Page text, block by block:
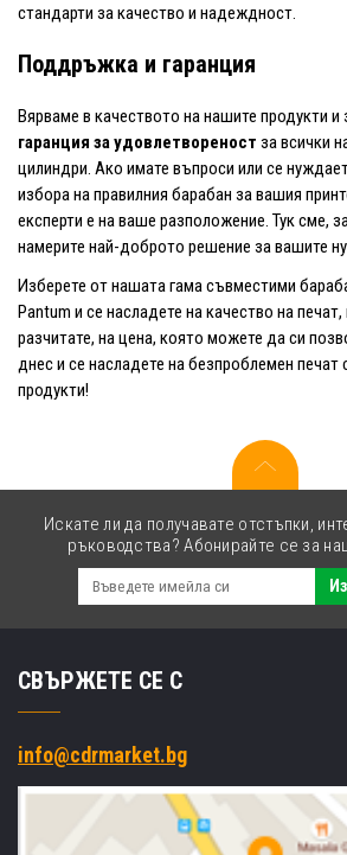
стандарти за качество и надеждност.
Поддръжка и гаранция
Вярваме в качеството на нашите продукти и
гаранция за удовлетвореност за всички
цилиндри. Ако имате въпроси или се
избора на правилния барабан за вашия
експерти е на ваше разположение. Тук сме,
намерите най-доброто решение за вашите
Изберете от нашата гама съвместими
Pantum и се насладете на качество на
разчитате, на цена, която можете да си
днес и се насладете на безпроблемен
продукти!
Искате ли да получавате отстъпки,
ръководства? Абонирайте се за
СВЪРЖЕТЕ СЕ С
info@cdrmarket.bg